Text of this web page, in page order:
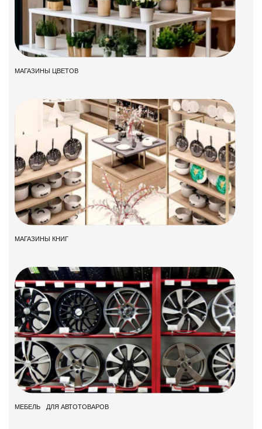
МАГАЗИНЫ ЦВЕТОВ
МАГАЗИНЫ КНИГ
МЕБЕЛЬ ДЛЯ АВТОТОВАРОВ